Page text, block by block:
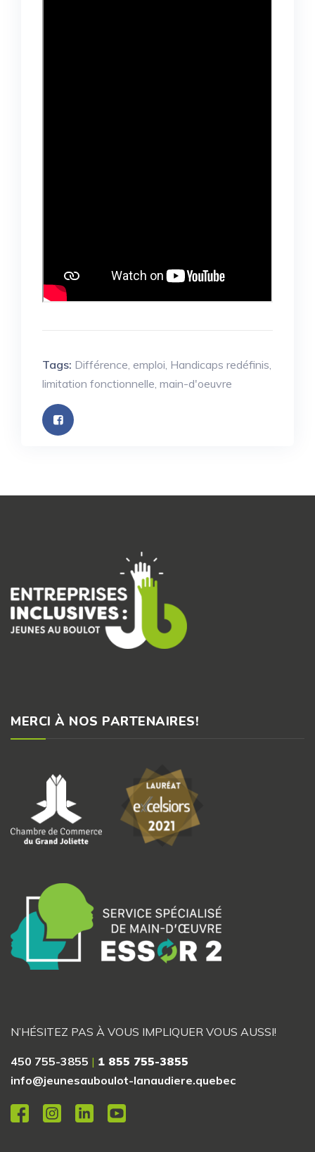
Tags: Différence, emploi, Handicaps redéfinis,
limitation fonctionnelle, main-d'oeuvre
MERCI À NOS PARTENAIRES!
N’HÉSITEZ PAS À VOUS IMPLIQUER VOUS AUSSI!
450 755-3855 | 1 855 755-3855
info@jeunesauboulot-lanaudiere.quebec